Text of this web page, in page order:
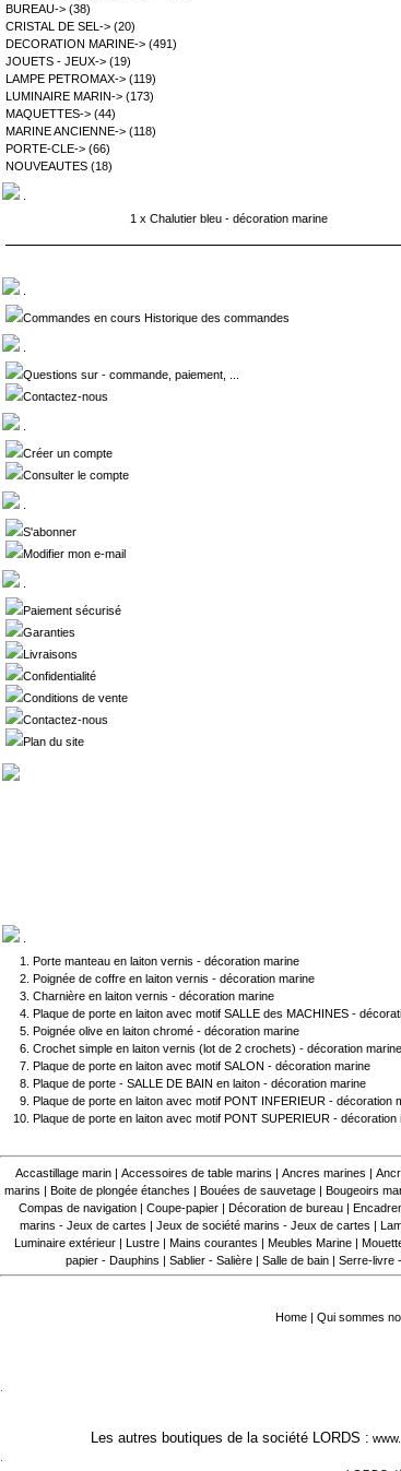
BUREAU-> (38)
CRISTAL DE SEL-> (20)
DECORATION MARINE-> (491)
JOUETS - JEUX-> (19)
LAMPE PETROMAX-> (119)
LUMINAIRE MARIN-> (173)
MAQUETTES-> (44)
MARINE ANCIENNE-> (118)
PORTE-CLE-> (66)
NOUVEAUTES (18)
1 x Chalutier bleu - décoration marine
Commandes en cours Historique des commandes
Questions sur - commande, paiement, ...
Contactez-nous
Créer un compte
Consulter le compte
S'abonner
Modifier mon e-mail
Paiement sécurisé
Garanties
Livraisons
Confidentialité
Conditions de vente
Contactez-nous
Plan du site
Porte manteau en laiton vernis - décoration marine
Poignée de coffre en laiton vernis - décoration marine
Charnière en laiton vernis - décoration marine
Plaque de porte en laiton avec motif SALLE des MACHINES -
Poignée olive en laiton chromé - décoration marine
Crochet simple en laiton vernis (lot de 2 crochets) - décoration marine
Plaque de porte en laiton avec motif SALON - décoration marine
Plaque de porte - SALLE DE BAIN en laiton - décoration marine
Plaque de porte en laiton avec motif PONT INFERIEUR - décoration
Plaque de porte en laiton avec motif PONT SUPERIEUR - décoration
Accastillage marin | Accessoires de table marins | Ancres marines |
marins | Boite de plongée étanches | Bouées de sauvetage| Bougeoirs
Compas de navigation| Coupe-papier| Décoration de bureau|
marins - Jeux de cartes | Jeux de société marins - Jeux de cartes |
Luminaire extérieur| Lustre| Mains courantes | Meubles Marine|
papier - Dauphins | Sablier - Salière| Salle de bain| Serre-livre
Home | Qui sommes
Les autres boutiques de la société LORDS :